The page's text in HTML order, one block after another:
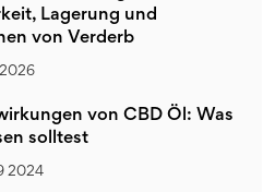
Lagerung und
von Verderb
von CBD Öl: Was
solltest
2024